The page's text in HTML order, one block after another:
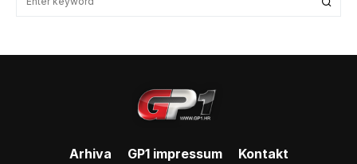
Arhiva GP1 impressum Kontakt